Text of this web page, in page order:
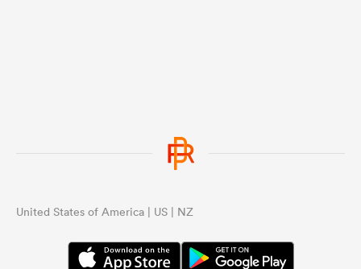
United States of America | US | NZ